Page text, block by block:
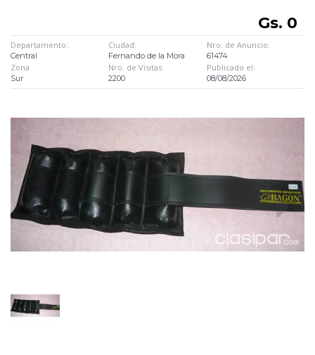
Gs. 0
Departamento:
Central
Ciudad:
Fernando de la Mora
Nro. de Anuncio:
61474
Zona
Sur
Nro. de Visitas:
2200
Publicado el:
08/08/2026